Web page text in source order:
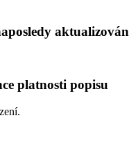
aktualizován
platnosti popisu